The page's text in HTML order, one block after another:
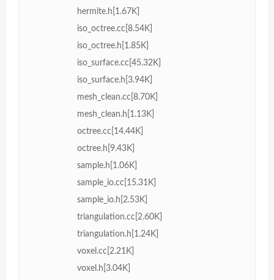
hermite.h[1.67K]
iso_octree.cc[8.54K]
iso_octree.h[1.85K]
iso_surface.cc[45.32K]
iso_surface.h[3.94K]
mesh_clean.cc[8.70K]
mesh_clean.h[1.13K]
octree.cc[14.44K]
octree.h[9.43K]
sample.h[1.06K]
sample_io.cc[15.31K]
sample_io.h[2.53K]
triangulation.cc[2.60K]
triangulation.h[1.24K]
voxel.cc[2.21K]
voxel.h[3.04K]